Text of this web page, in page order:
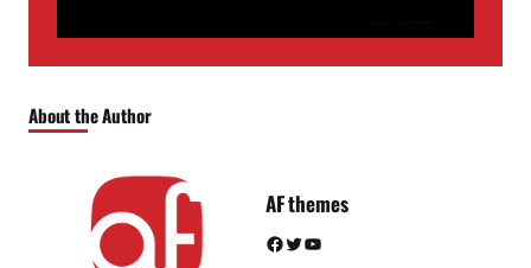
About the Author
AF themes
Facebook Twitter YouTube